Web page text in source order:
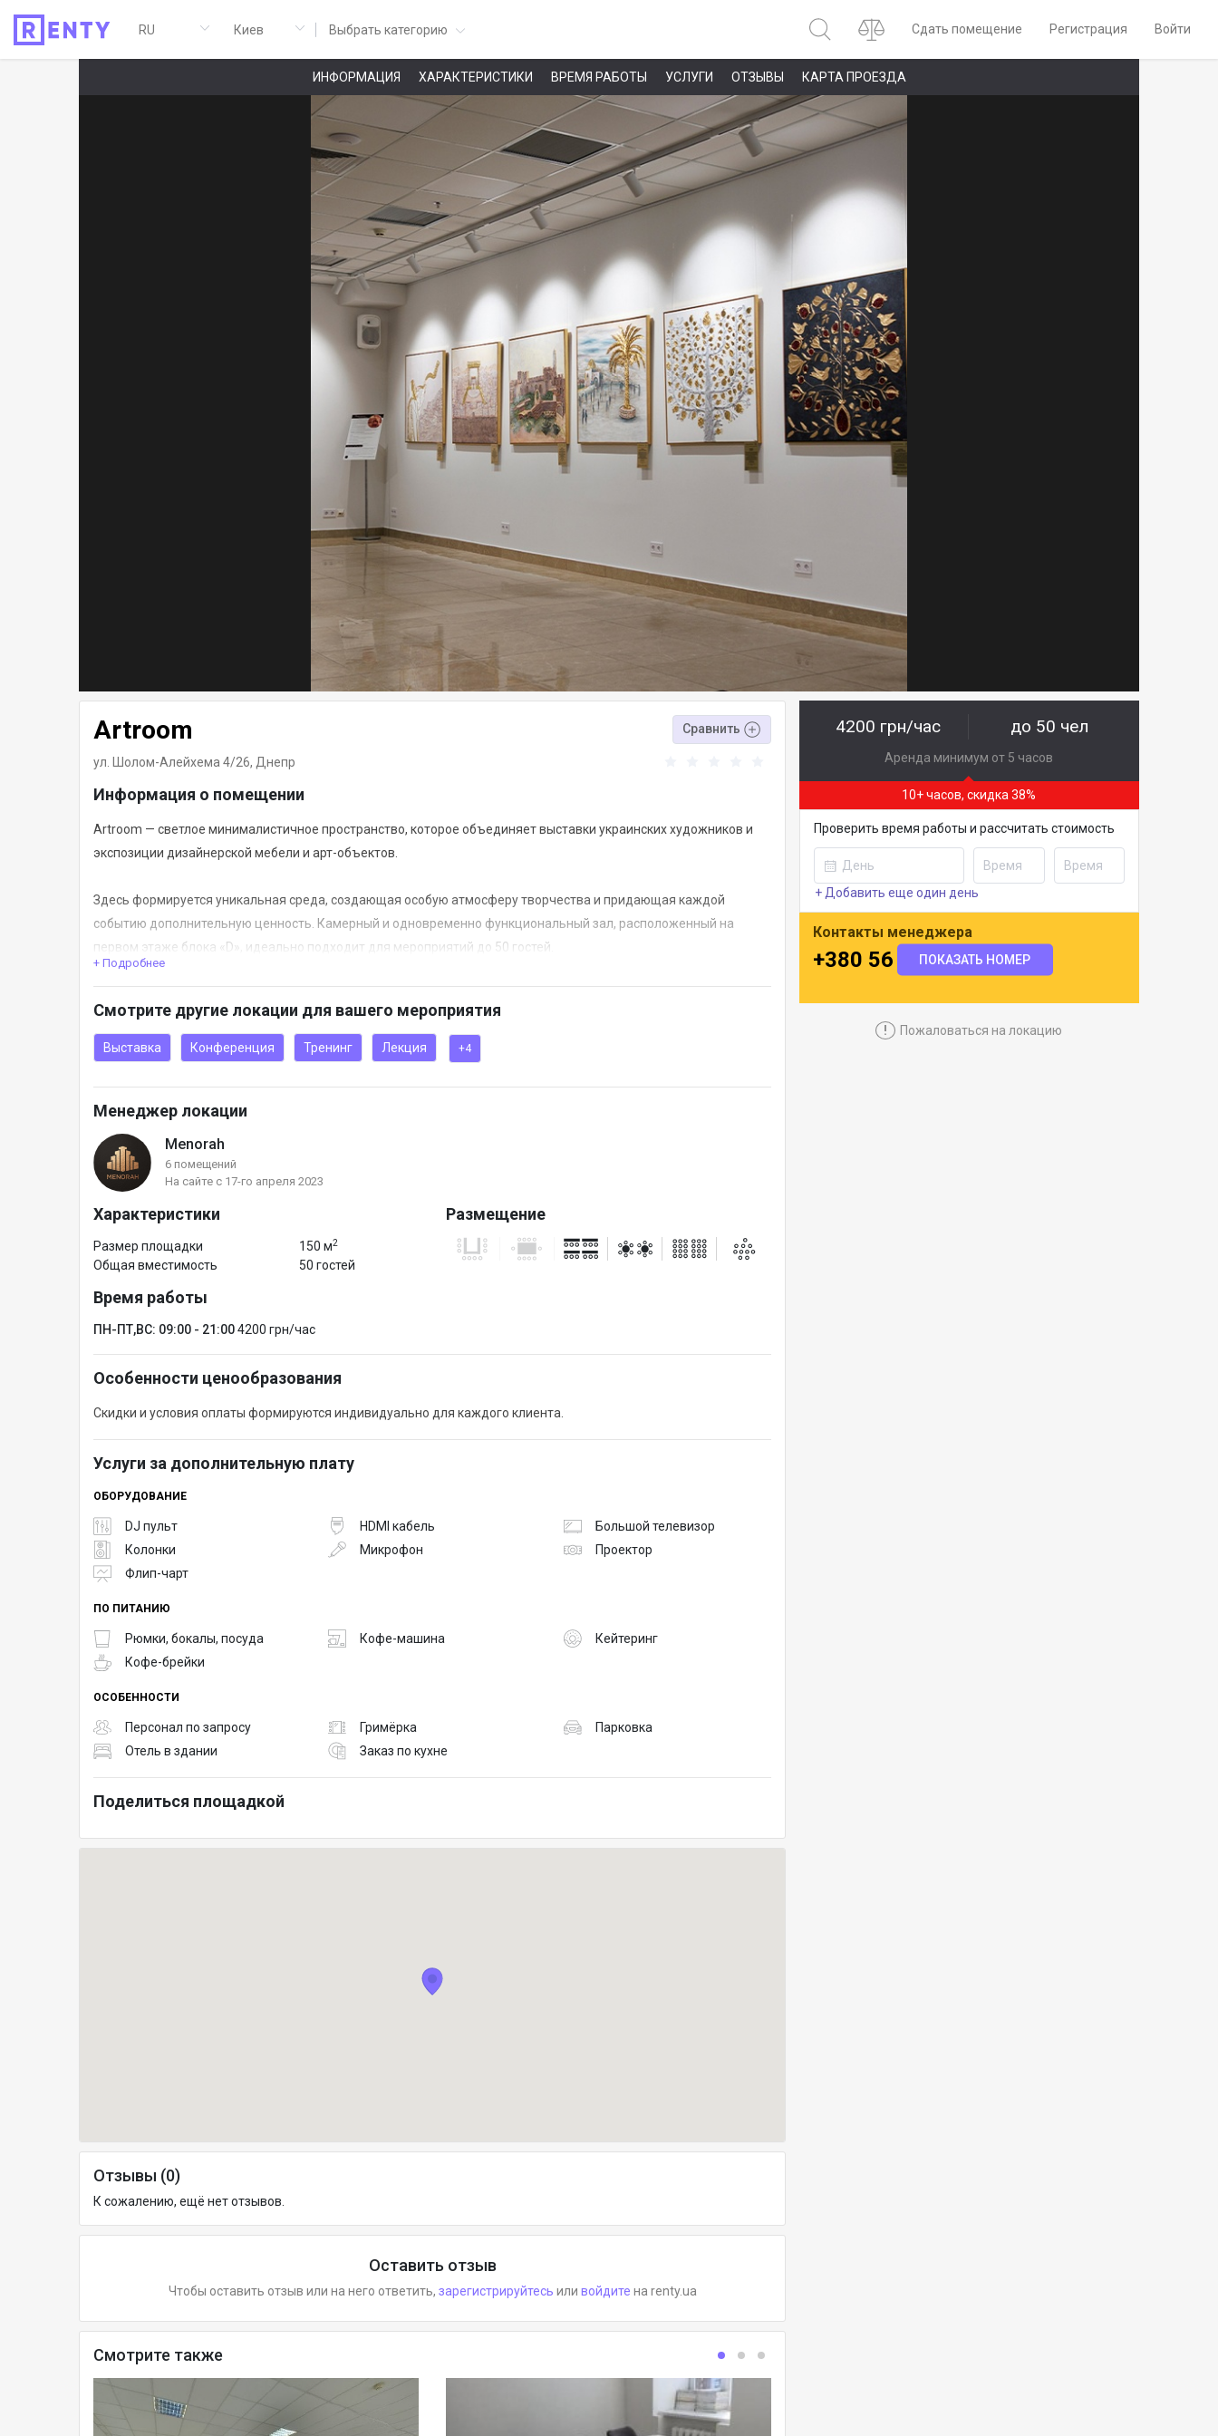
Выбрать категорию Сдать помещение Регистрация Войти
ИНФОРМАЦИЯ ХАРАКТЕРИСТИКИ ВРЕМЯ РАБОТЫ УСЛУГИ ОТЗЫВЫ КАРТА ПРОЕЗДА
Artroom Сравнить
ул. Шолом-Алейхема 4/26, Днепр
Информация о помещении
Artroom — светлое минималистичное пространство, которое объединяет выставки украинских художников и
экспозиции дизайнерской мебели и арт-объектов.
Здесь формируется уникальная среда, создающая особую атмосферу творчества и придающая каждой
событию дополнительную ценность. Камерный и одновременно функциональный зал, расположенный на
первом этаже блока «D», идеально подходит для мероприятий до 50 гостей.
брендовых событий. Artroom легко трансформируется под ваш формат мероприятия и может быть оснащён
современной техникой — от профессионального звука до качественной проекции и световых решений для
любого события.
+ Подробнее
Смотрите другие локации для вашего мероприятия
Выставка Конференция Тренинг Лекция +4
Менеджер локации
Menorah
6 помещений
На сайте с 17-го апреля 2023
Характеристики
Размер площадки 150 м2
Общая вместимость 50 гостей
Размещение
Время работы
ПН-ПТ,ВС: 09:00 - 21:004200 грн/час
Особенности ценообразования
Скидки и условия оплаты формируются индивидуально для каждого клиента.
Услуги за дополнительную плату
ОБОРУДОВАНИЕ
DJ пульт HDMI кабель
Большой телевизор
Колонки
Микрофон
Проектор
Флип-чарт
ПО ПИТАНИЮ
Рюмки, бокалы, посуда Кофе-машина
Кейтеринг
Кофе-брейки
ОСОБЕННОСТИ
Персонал по запросу Гримёрка
Парковка
Отель в здании
Заказ по кухне
Поделиться площадкой
Отзывы (0)
К сожалению, ещё нет отзывов.
Оставить отзыв
Чтобы оставить отзыв или на него ответить, зарегистрируйтесь или войдите на renty.ua
Смотрите также
4200 грн/час до 50 чел
Аренда минимум от 5 часов
10+ часов, скидка 38%
Проверить время работы и рассчитать стоимость
+ Добавить еще один день
Контакты менеджера
+380 56 734 9248
ПОКАЗАТЬ НОМЕР
! Пожаловаться на локацию